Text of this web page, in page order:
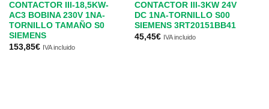
CONTACTOR III-18,5KW-
AC3 BOBINA 230V 1NA-
TORNILLO TAMAÑO S0
SIEMENS
153,85€ IVA incluido
CONTACTOR III-3KW 24V
DC 1NA-TORNILLO S00
SIEMENS 3RT20151BB41
45,45€ IVA incluido